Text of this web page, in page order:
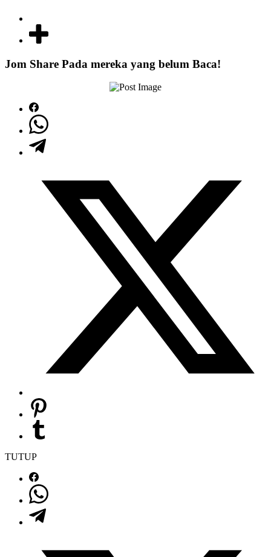
Jom Share Pada mereka yang belum Baca!
TUTUP